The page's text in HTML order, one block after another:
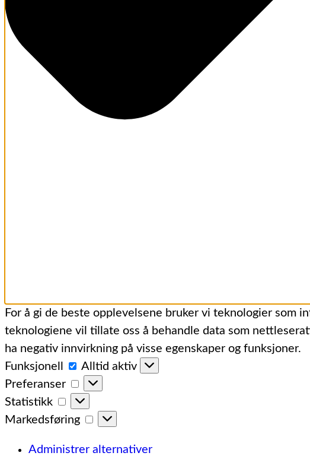
For å gi de beste opplevelsene bruker vi teknologier som
teknologiene vil tillate oss å behandle data som
ha negativ innvirkning på visse egenskaper og funksjoner.
Funksjonell
Funksjonell
Alltid aktiv
Preferanser
Preferanser
Statistikk
Statistikk
Markedsføring
Markedsføring
Administrer alternativer